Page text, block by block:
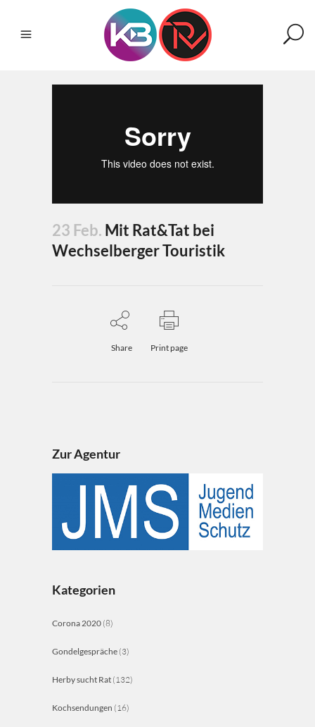
23 Feb. Mit Rat&Tat bei
Wechselberger Touristik
Share Print page
Zur Agentur
Kategorien
Corona 2020 (8)
Gondelgespräche (3)
Herby sucht Rat (132)
Kochsendungen (16)